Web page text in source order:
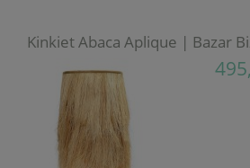
Kinkiet Abaca Aplique | Bazar